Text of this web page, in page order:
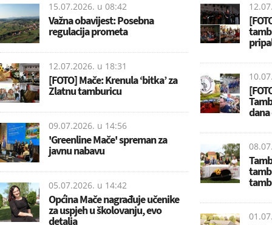
15.07.2026. u 08:42
Važna obavijest: Posebna
regulacija prometa
12.07.2026. u 18:31
[FOTO] Mače: Krenula ‘bitka’ za
Zlatnu tamburicu
09.07.2026. u 14:56
'Greenline Mače' spreman za
javnu nabavu
05.07.2026. u 14:42
Općina Mače nagrađuje učenike
za uspjeh u školovanju, evo
detalja
dana